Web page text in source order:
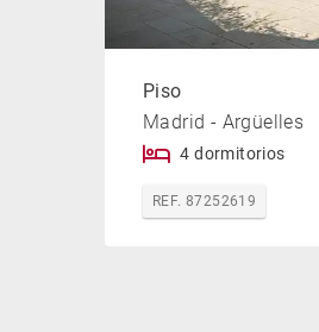
Piso
Madrid - Argüelles
4 dormitorios
REF. 87252619